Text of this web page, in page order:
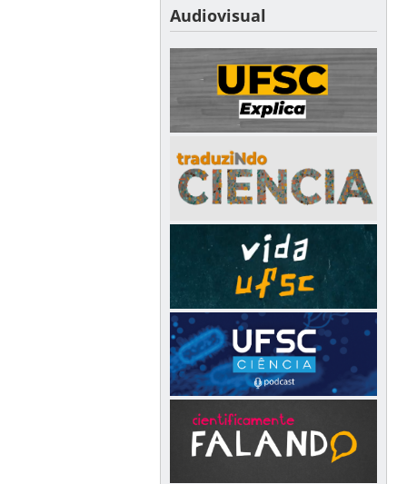
Audiovisual